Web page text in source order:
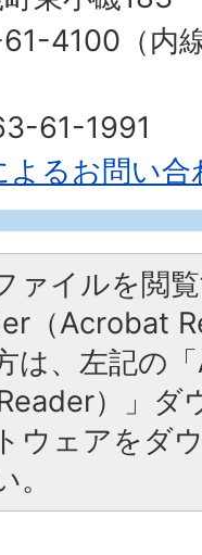
4100（内
61-1991
よるお問い合
ァイルを閲
（Acrobat
は、左記の
）」ダ
ウェアをダ